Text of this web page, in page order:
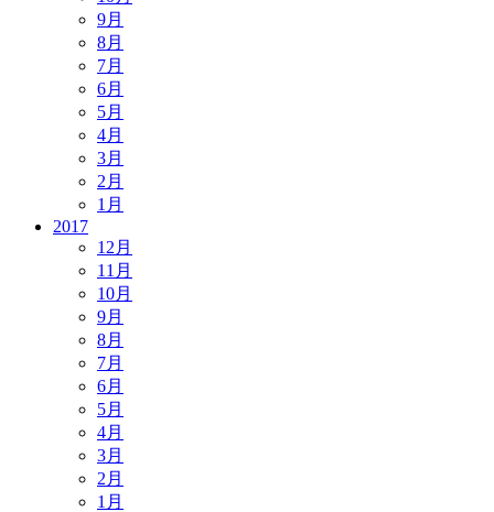
9月
8月
7月
6月
5月
4月
3月
2月
1月
2017
12月
11月
10月
9月
8月
7月
6月
5月
4月
3月
2月
1月